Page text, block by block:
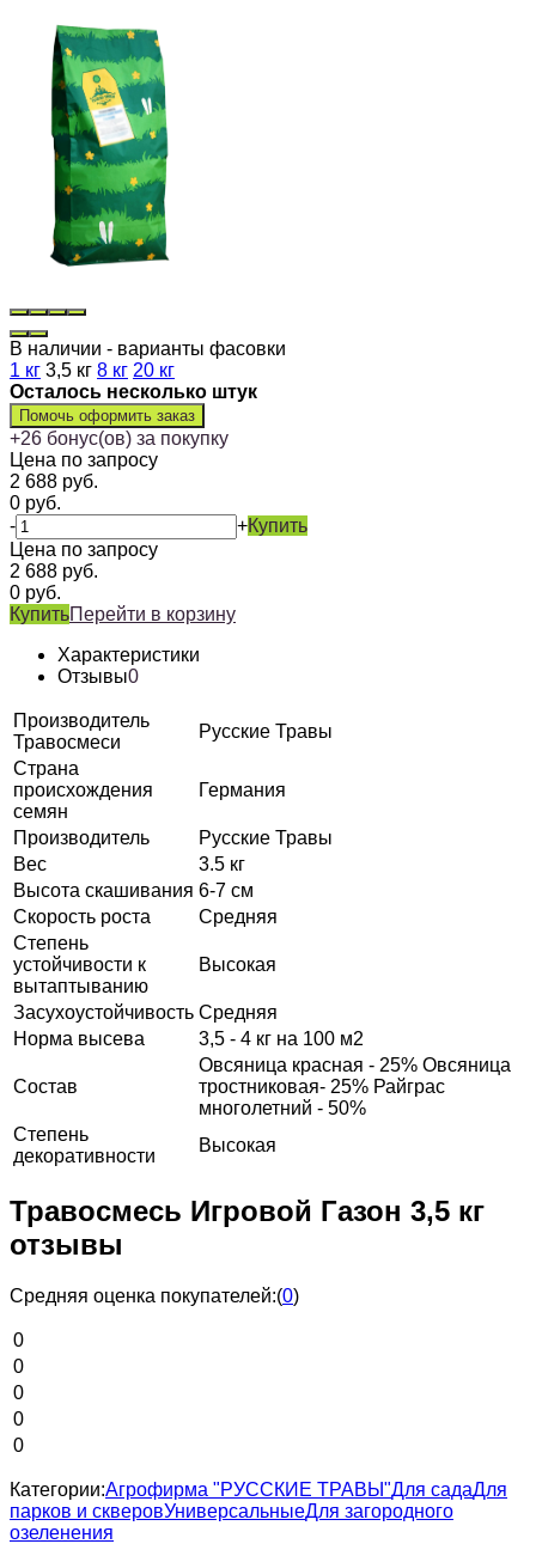
В наличии - варианты фасовки
1 кг 3,5 кг 8 кг 20 кг
Осталось несколько штук
Помочь оформить заказ
+26 бонус(ов) за покупку
Цена по запросу
2 688 руб.
0 руб.
-
+Купить
Цена по запросу
2 688 руб.
0 руб.
КупитьПерейти в корзину
Характеристики
Отзывы0
Производитель
Травосмеси
Русские Травы
Страна
происхождения
семян
Германия
Производитель
Русские Травы
Вес
3.5 кг
Высота скашивания 6-7 см
Скорость роста
Средняя
Степень
устойчивости к
вытаптыванию
Высокая
Засухоустойчивость Средняя
Норма высева
3,5 - 4 кг на 100 м2
Состав
Овсяница красная - 25% Овсяница
тростниковая- 25% Райграс
многолетний - 50%
Степень
декоративности
Высокая
Травосмесь Игровой Газон 3,5 кг
отзывы
Средняя оценка покупателей:(0)
0
0
0
0
0
Категории:Агрофирма "РУССКИЕ ТРАВЫ"Для садаДля
парков и скверовУниверсальныеДля загородного
озеленения